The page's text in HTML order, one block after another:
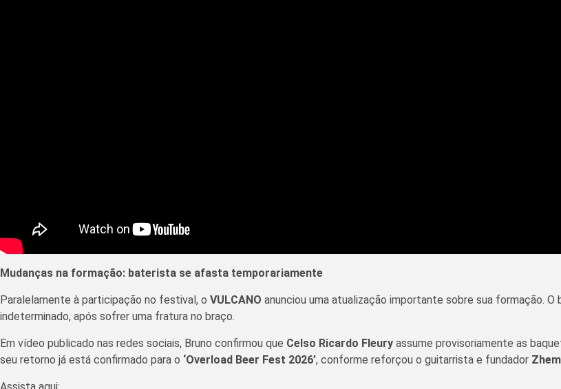
Mudanças na formação: baterista se afasta temporariamente
Paralelamente à participação no festival, o VULCANO anunciou uma atualização importante sobre sua formação. O
indeterminado, após sofrer uma fratura no braço.
Em vídeo publicado nas redes sociais, Bruno confirmou que Celso Ricardo Fleury assume provisoriamente as
seu retorno já está confirmado para o ‘Overload Beer Fest 2026’, conforme reforçou o guitarrista e fundador